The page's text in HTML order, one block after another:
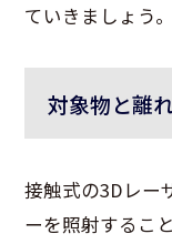
ていきましょう。
対象物と離
接触式の3Dレー
ーを照射するこ